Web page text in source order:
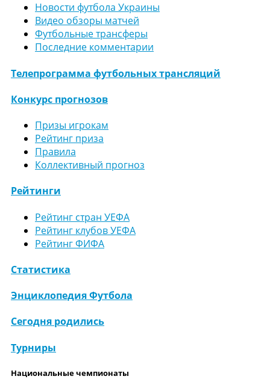
Новости футбола Украины
Видео обзоры матчей
Футбольные трансферы
Последние комментарии
Телепрограмма футбольных трансляций
Конкурс прогнозов
Призы игрокам
Рейтинг приза
Правила
Коллективный прогноз
Рейтинги
Рейтинг стран УЕФА
Рейтинг клубов УЕФА
Рейтинг ФИФА
Статистика
Энциклопедия Футбола
Сегодня родились
Турниры
Национальные чемпионаты